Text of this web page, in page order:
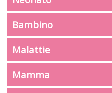
Bambino
Malattie
Mamma